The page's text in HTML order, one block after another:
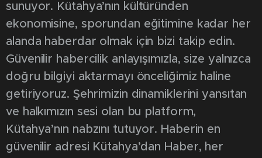
sunuyor. Kütahya’nın kültüründen
ekonomisine, sporundan eğitimine kadar her
alanda haberdar olmak için bizi takip edin.
Güvenilir habercilik anlayışımızla, size yalnızca
doğru bilgiyi aktarmayı önceliğimiz haline
getiriyoruz. Şehrimizin dinamiklerini yansıtan
ve halkımızın sesi olan bu platform,
Kütahya’nın nabzını tutuyor. Haberin en
güvenilir adresi Kütahya’dan Haber, her